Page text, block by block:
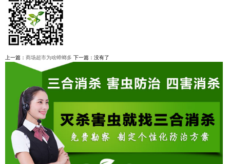
上一篇： 商场超市为啥蟑螂多 下一篇：没有了